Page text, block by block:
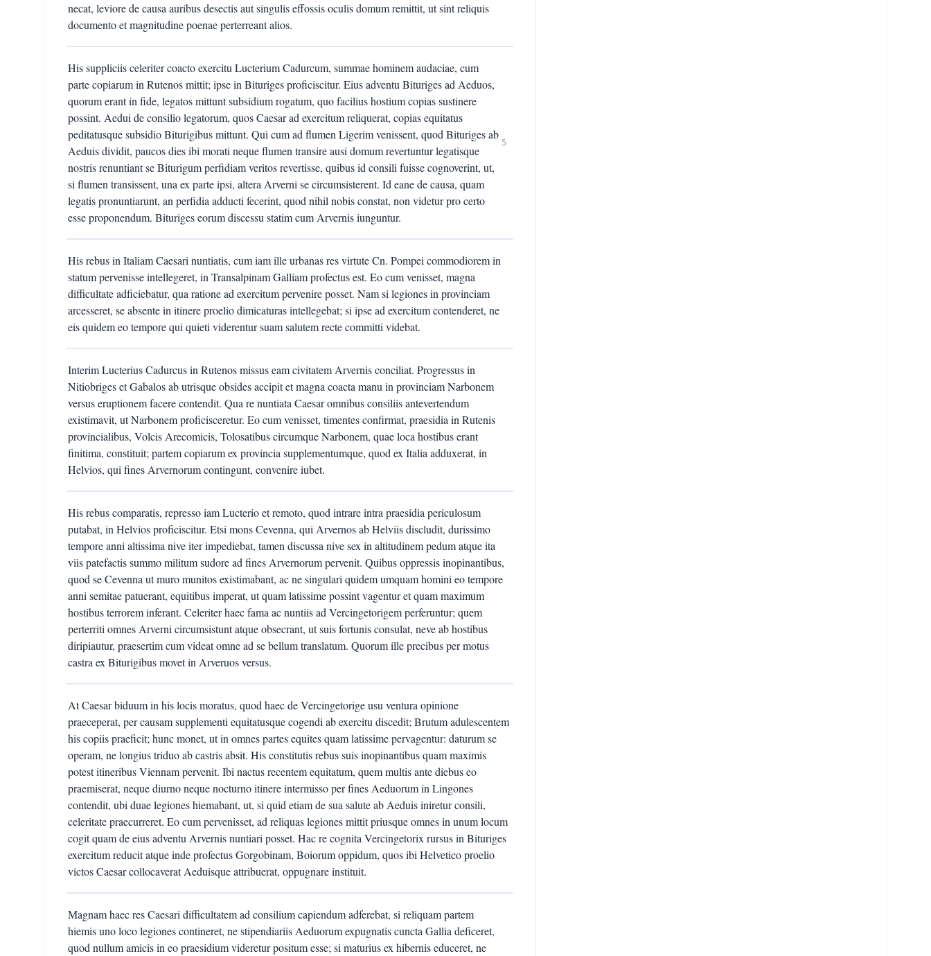
necat, leviore de causa auribus desectis aut singulis effossis oculis domum remittit, ut sint reliquis
documento et magnitudine poenae perterreant alios.
His suppliciis celeriter coacto exercitu Lucterium Cadurcum, summae hominem audaciae, cum
parte copiarum in Rutenos mittit; ipse in Bituriges proficiscitur. Eius adventu Bituriges ad Aeduos,
quorum erant in fide, legatos mittunt subsidium rogatum, quo facilius hostium copias sustinere
possint. Aedui de consilio legatorum, quos Caesar ad exercitum reliquerat, copias equitatus
peditatusque subsidio Biturigibus mittunt. Qui cum ad flumen Ligerim venissent, quod Bituriges ab
Aeduis dividit, paucos dies ibi morati neque flumen transire ausi domum revertuntur legatisque
nostris renuntiant se Biturigum perfidiam veritos revertisse, quibus id consili fuisse cognoverint, ut,
si flumen transissent, una ex parte ipsi, altera Arverni se circumsisterent. Id eane de causa, quam
legatis pronuntiarunt, an perfidia adducti fecerint, quod nihil nobis constat, non videtur pro certo
esse proponendum. Bituriges eorum discessu statim cum Arvernis iunguntur.
5
His rebus in Italiam Caesari nuntiatis, cum iam ille urbanas res virtute Cn. Pompei commodiorem in
statum pervenisse intellegeret, in Transalpinam Galliam profectus est. Eo cum venisset, magna
difficultate adficiebatur, qua ratione ad exercitum pervenire posset. Nam si legiones in provinciam
arcesseret, se absente in itinere proelio dimicaturas intellegebat; si ipse ad exercitum contenderet, ne
eis quidem eo tempore qui quieti viderentur suam salutem recte committi videbat.
Interim Lucterius Cadurcus in Rutenos missus eam civitatem Arvernis conciliat. Progressus in
Nitiobriges et Gabalos ab utrisque obsides accipit et magna coacta manu in provinciam Narbonem
versus eruptionem facere contendit. Qua re nuntiata Caesar omnibus consiliis antevertendum
existimavit, ut Narbonem proficisceretur. Eo cum venisset, timentes confirmat, praesidia in Rutenis
provincialibus, Volcis Arecomicis, Tolosatibus circumque Narbonem, quae loca hostibus erant
finitima, constituit; partem copiarum ex provincia supplementumque, quod ex Italia adduxerat, in
Helvios, qui fines Arvernorum contingunt, convenire iubet.
His rebus comparatis, represso iam Lucterio et remoto, quod intrare intra praesidia periculosum
putabat, in Helvios proficiscitur. Etsi mons Cevenna, qui Arvernos ab Helviis discludit, durissimo
tempore anni altissima nive iter impediebat, tamen discussa nive sex in altitudinem pedum atque ita
viis patefactis summo militum sudore ad fines Arvernorum pervenit. Quibus oppressis inopinantibus,
quod se Cevenna ut muro munitos existimabant, ac ne singulari quidem umquam homini eo tempore
anni semitae patuerant, equitibus imperat, ut quam latissime possint vagentur et quam maximum
hostibus terrorem inferant. Celeriter haec fama ac nuntiis ad Vercingetorigem perferuntur; quem
perterriti omnes Arverni circumsistunt atque obsecrant, ut suis fortunis consulat, neve ab hostibus
diripiautur, praesertim cum videat omne ad se bellum translatum. Quorum ille precibus per motus
castra ex Biturigibus movet in Arveruos versus.
At Caesar biduum in his locis moratus, quod haec de Vercingetorige usu ventura opinione
praeceperat, per causam supplementi equitatusque cogendi ab exercitu discedit; Brutum adulescentem
his copiis praeficit; hunc monet, ut in omnes partes equites quam latissime pervagentur: daturum se
operam, ne longius triduo ab castris absit. His constitutis rebus suis inopinantibus quam maximis
potest itineribus Viennam pervenit. Ibi nactus recentem equitatum, quem multis ante diebus eo
praemiserat, neque diurno neque nocturno itinere intermisso per fines Aeduorum in Lingones
contendit, ubi duae legiones hiemabant, ut, si quid etiam de sua salute ab Aeduis iniretur consili,
celeritate praecurreret. Eo cum pervenisset, ad reliquas legiones mittit priusque omnes in unum locum
cogit quam de eius adventu Arvernis nuntiari posset. Hac re cognita Vercingetorix rursus in Bituriges
exercitum reducit atque inde profectus Gorgobinam, Boiorum oppidum, quos ibi Helvetico proelio
victos Caesar collocaverat Aeduisque attribuerat, oppugnare instituit.
Magnam haec res Caesari difficultatem ad consilium capiendum adferebat, si reliquam partem
hiemis uno loco legiones contineret, ne stipendiariis Aeduorum expugnatis cuncta Gallia deficeret,
quod nullum amicis in eo praesidium videretur positum esse; si maturius ex hibernis educeret, ne